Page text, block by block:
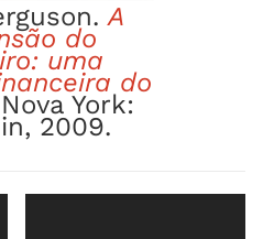
A
do
uma
do
Nova York:
2009.